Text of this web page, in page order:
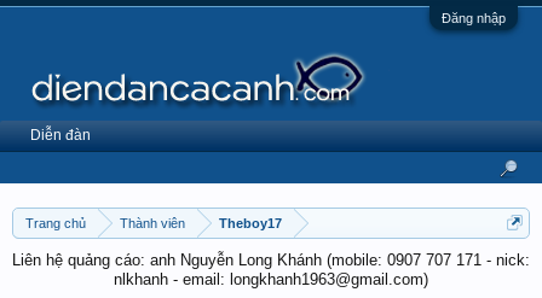
Đăng nhập
Trang chủ Thành viên Theboy17
Liên hệ quảng cáo: anh Nguyễn Long Khánh (mobile: 0907 707 171 - nick:
nlkhanh - email: longkhanh1963@gmail.com)
Diễn đàn